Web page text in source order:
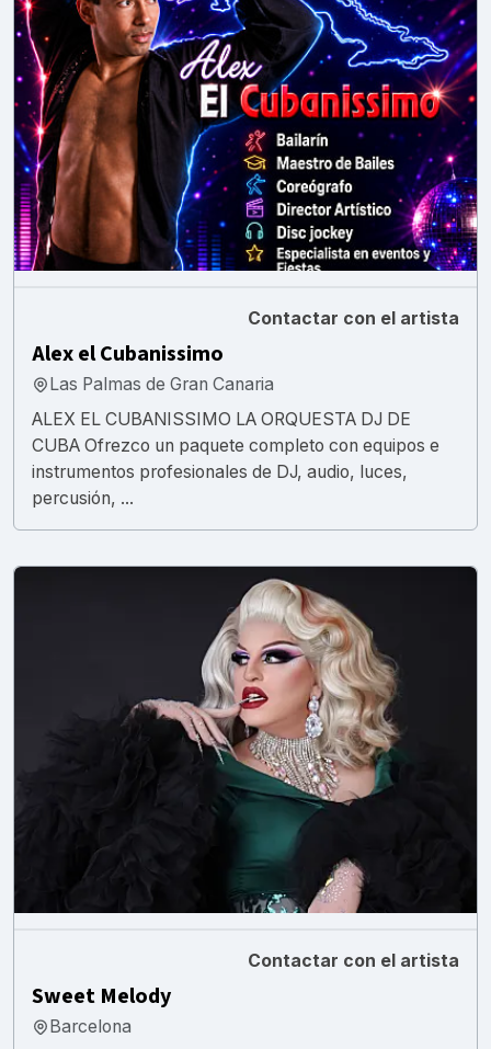
Contactar con el artista
Alex el Cubanissimo
Las Palmas de Gran Canaria
ALEX EL CUBANISSIMO LA ORQUESTA DJ DE
CUBA Ofrezco un paquete completo con equipos e
instrumentos profesionales de DJ, audio, luces,
percusión, ...
Contactar con el artista
Sweet Melody
Barcelona